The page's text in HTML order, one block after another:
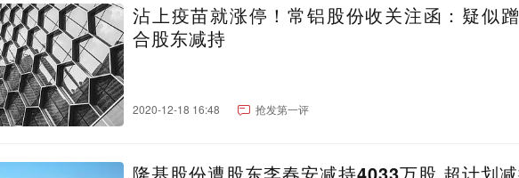
沾上疫苗就涨停！常铝股份收关注函：疑似
合股东减持
2020-12-18 16:48 抢发第一评
隆基股份遭股东李春安减持4033万股 超计划